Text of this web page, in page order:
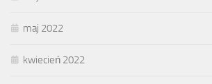
maj 2022
kwiecień 2022